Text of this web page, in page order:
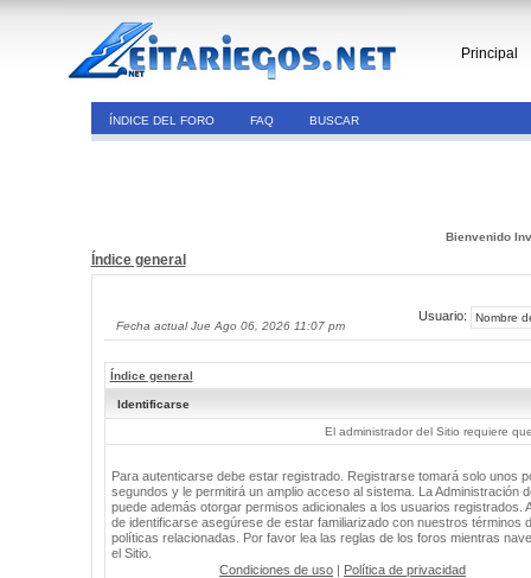
Principal
ÍNDICE DEL FORO FAQ BUSCAR
Bienvenido
Índice general
Fecha actual Jue Ago 06, 2026 11:07 pm
Usuario:
Índice general
Identificarse
El administrador del Sitio requiere
Para autenticarse debe estar registrado. Registrarse tomará solo unos
segundos y le permitirá un amplio acceso al sistema. La Administración
puede además otorgar permisos adicionales a los usuarios registrados.
de identificarse asegúrese de estar familiarizado con nuestros términos
políticas relacionadas. Por favor lea las reglas de los foros mientras
el Sitio.
Condiciones de uso | Política de privacidad